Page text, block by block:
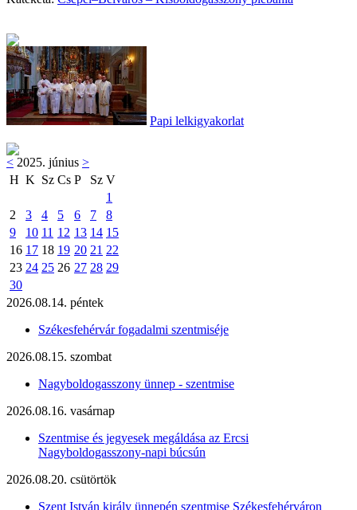
Papi lelkigyakorlat
< 2025. június >
H K Sz Cs P Sz V
1
2
3 4 5 6 7
8
9
10 11 12 13 14 15
16 17 18 19 20 21 22
23 24 25 26 27 28 29
30
2026.08.14. péntek
Székesfehérvár fogadalmi szentmiséje
2026.08.15. szombat
Nagyboldogasszony ünnep - szentmise
2026.08.16. vasárnap
Szentmise és jegyesek megáldása az Ercsi
Nagyboldogasszony-napi búcsún
2026.08.20. csütörtök
Szent István király ünnepén szentmise Székesfehérváron